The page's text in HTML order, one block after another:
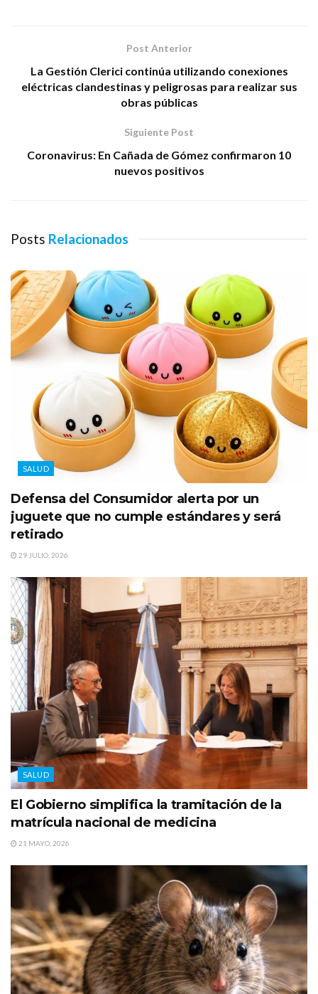
Post Anterior
La Gestión Clerici continúa utilizando conexiones
eléctricas clandestinas y peligrosas para realizar sus
obras públicas
Siguiente Post
Coronavirus: En Cañada de Gómez confirmaron 10
nuevos positivos
Posts Relacionados
SALUD
Defensa del Consumidor alerta por un
juguete que no cumple estándares y será
retirado
29 JULIO, 2026
SALUD
El Gobierno simplifica la tramitación de la
matrícula nacional de medicina
21 MAYO, 2026